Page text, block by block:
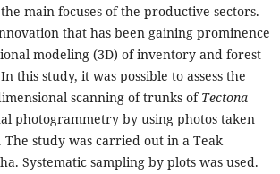
main focuses of the productive sectors.
that has been gaining prominence
modeling (3D) of inventory and forest
this study, it was possible to assess the
scanning of trunks of Tectona
photogrammetry by using photos taken
study was carried out in a Teak
Systematic sampling by plots was used.